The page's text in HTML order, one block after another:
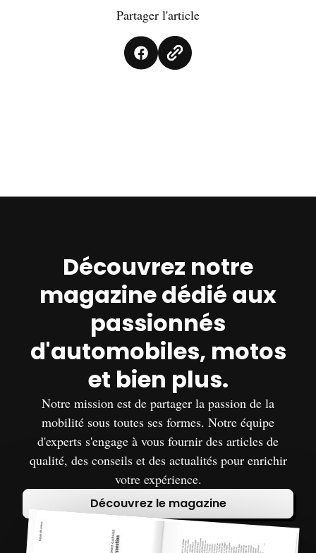
Partager l'article
Découvrez notre
magazine dédié aux
passionnés
d'automobiles, motos
et bien plus.
Notre mission est de partager la passion de la
mobilité sous toutes ses formes. Notre équipe
d'experts s'engage à vous fournir des articles de
qualité, des conseils et des actualités pour enrichir
votre expérience.
Découvrez le magazine